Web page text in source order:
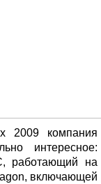
2009 компания
интересное:
работающий на
включающей